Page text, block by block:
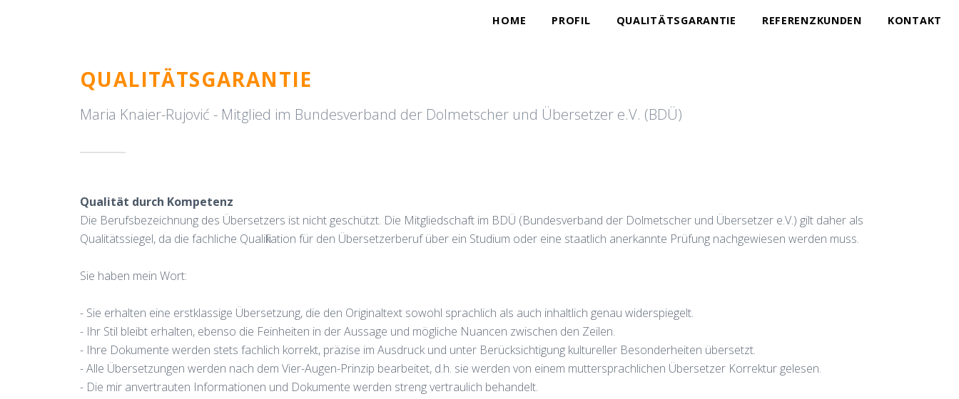
HOME PROFIL QUALITÄTSGARANTIE REFERENZKUNDEN KONTAKT
QUALITÄTSGARANTIE
Maria Knaier-Rujović - Mitglied im Bundesverband der Dolmetscher und Übersetzer e.V. (BDÜ)
Qualität durch Kompetenz
Die Berufsbezeichnung des Übersetzers ist nicht geschützt. Die Mitgliedschaft im BDÜ (Bundesverband der Dolmetscher und Übersetzer e.V.) gilt daher als
Qualitätssiegel, da die fachliche Qualifikation für den Übersetzerberuf über ein Studium oder eine staatlich anerkannte Prüfung nachgewiesen werden muss.
Sie haben mein Wort:
- Sie erhalten eine erstklassige Übersetzung, die den Originaltext sowohl sprachlich als auch inhaltlich genau widerspiegelt.
- Ihr Stil bleibt erhalten, ebenso die Feinheiten in der Aussage und mögliche Nuancen zwischen den Zeilen.
- Ihre Dokumente werden stets fachlich korrekt, präzise im Ausdruck und unter Berücksichtigung kultureller Besonderheiten übersetzt.
- Alle Übersetzungen werden nach dem Vier-Augen-Prinzip bearbeitet, d.h. sie werden von einem muttersprachlichen Übersetzer Korrektur gelesen.
- Die mir anvertrauten Informationen und Dokumente werden streng vertraulich behandelt.